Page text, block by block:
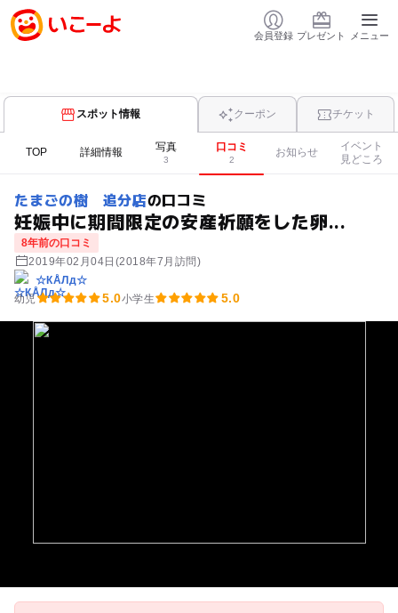
会員登録 プレゼント メニュー
スポット情報 クーポン チケット
TOP 詳細情報 写真
3
口コミ
2
お知らせ
イベント
見どころ
たまごの樹 追分店の口コミ
妊娠中に期間限定の安産祈願をした卵...
8年前の口コミ
2019年02月04日 (2018年7月訪問)
☆КÅЛд☆
幼児
5.0小学生 5.0